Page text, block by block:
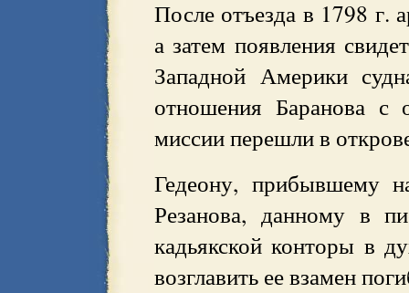
После отъезда в 1798 г.
а затем появления
Западной Америки
отношения Баранова с
миссии перешли в
Гедеону, прибывшему
Резанова, данному в
кадьякской конторы в
возглавить ее взамен